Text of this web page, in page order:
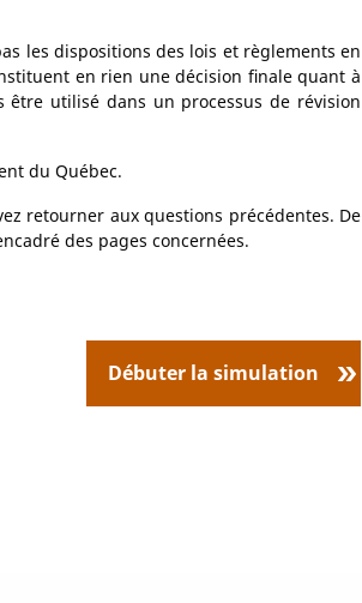
les dispositions des lois et règlements en
en rien une décision finale quant à
utilisé dans un processus de révision
du Québec.
retourner aux questions précédentes. De
des pages concernées.
Débuter la simulation